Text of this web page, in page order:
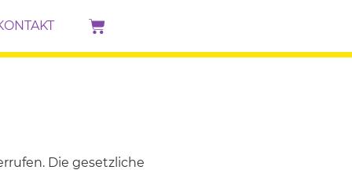
Die gesetzliche